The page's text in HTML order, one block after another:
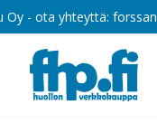
Oy - ota yhteyttä: